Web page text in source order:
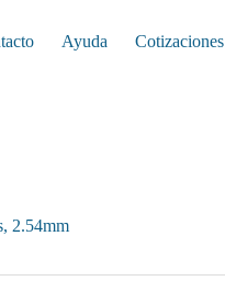
Ayuda Cotizaciones
2.54mm